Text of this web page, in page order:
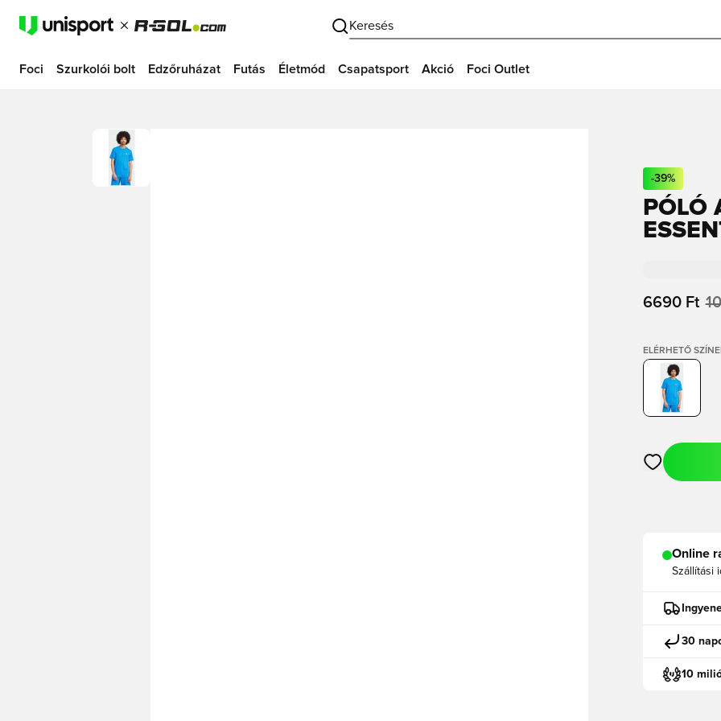
Keresés
Foci Szurkolói bolt Edzőruházat Futás Életmód Csapatsport Akció Foci Outlet
-39%
PÓLÓ
6690 Ft
ELÉRHETŐ
Megnyit egy
Online
Szállítási
30
10